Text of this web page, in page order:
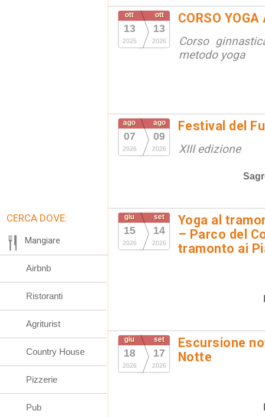
ott
13
2025
ott
13
2026
CORSO
Corso
metodo yoga
ago
07
2026
ago
09
2026
Festival del
XIII edizione
giu
15
2026
set
14
2026
Yoga al
– Parco del
tramonto ai
giu
18
2026
set
17
2026
Escursione
Notte
CERCA DOVE:
Mangiare
Airbnb
Ristoranti
Agriturist
Country House
Pizzerie
Pub